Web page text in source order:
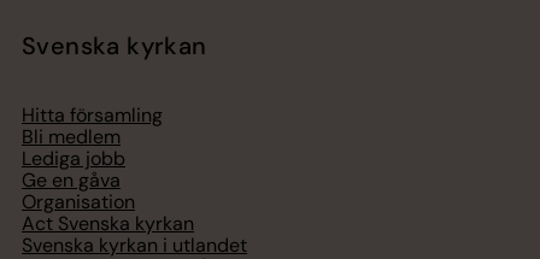
Svenska kyrkan
Hitta församling
Bli medlem
Lediga jobb
Ge en gåva
Organisation
Act Svenska kyrkan
Svenska kyrkan i utlandet